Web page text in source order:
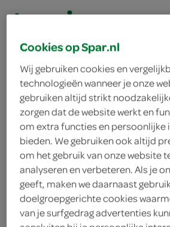
terrine
ingrediënten
200 gram ontbijtspek
750 gram half-om-half gehakt
50 gram pistachenoten
1 eetlepel gedroogde dragon
Cookies op Spar.nl
Wij gebruiken cookies en
technologieën wanneer je onze
gebruiken altijd strikt
zorgen dat de website werkt en
om extra functies en persoonlijke
bieden. We gebruiken ook altijd
om het gebruik van onze website
analyseren en verbeteren. Als je
geeft, maken we daarnaast
doelgroepgerichte cookies
van je surfgedrag advertenties